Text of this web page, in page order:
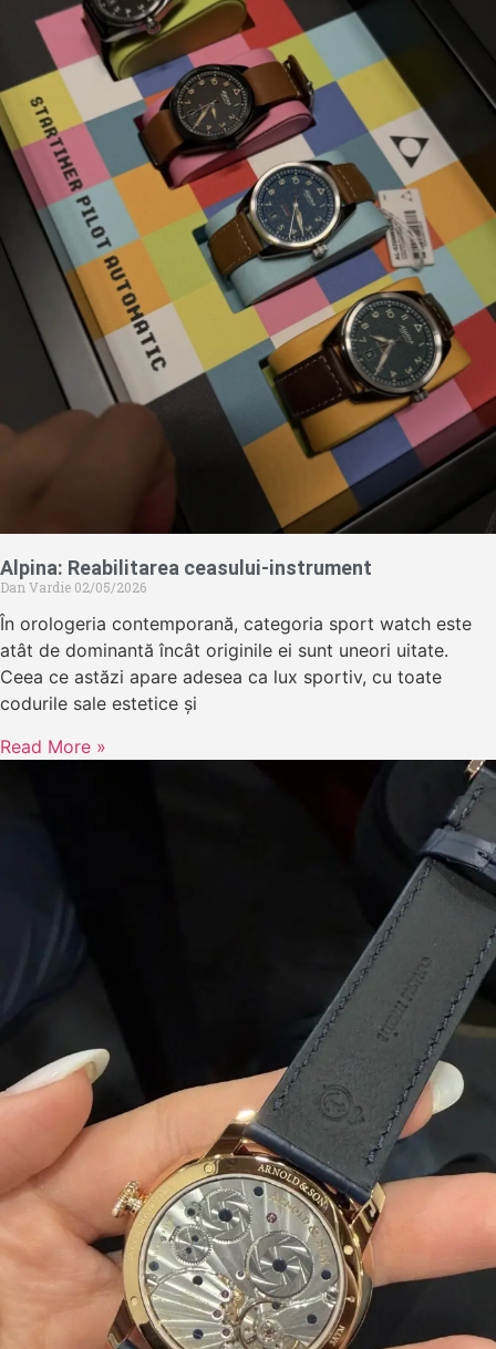
Alpina: Reabilitarea ceasului-instrument
Dan Vardie 02/05/2026
În orologeria contemporană, categoria sport watch este
atât de dominantă încât originile ei sunt uneori uitate.
Ceea ce astăzi apare adesea ca lux sportiv, cu toate
codurile sale estetice și
Read More »